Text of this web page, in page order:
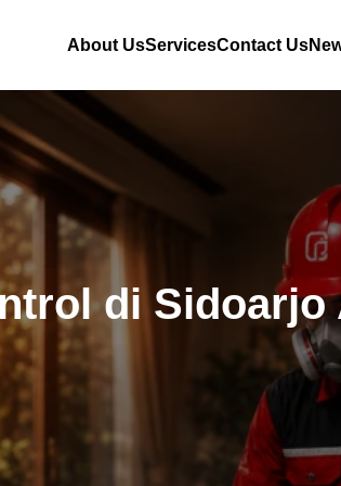
About UsServicesContact Us
di